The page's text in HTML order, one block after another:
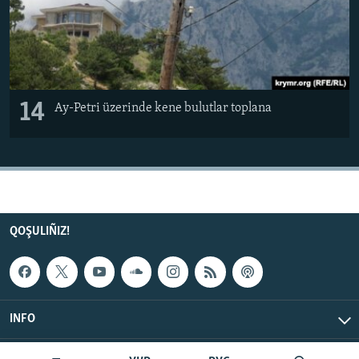
14 Ay-Petri üzerinde kene bulutlar toplana
QOŞULIÑIZ!
INFO